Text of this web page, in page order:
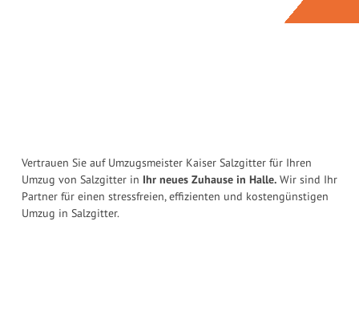
Vertrauen Sie auf Umzugsmeister Kaiser Salzgitter für Ihren
Umzug von Salzgitter in Ihr neues Zuhause in Halle. Wir sind Ihr
Partner für einen stressfreien, effizienten und kostengünstigen
Umzug in Salzgitter.